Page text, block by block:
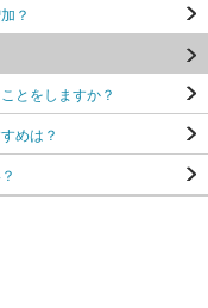
？
とをしますか？
めは？